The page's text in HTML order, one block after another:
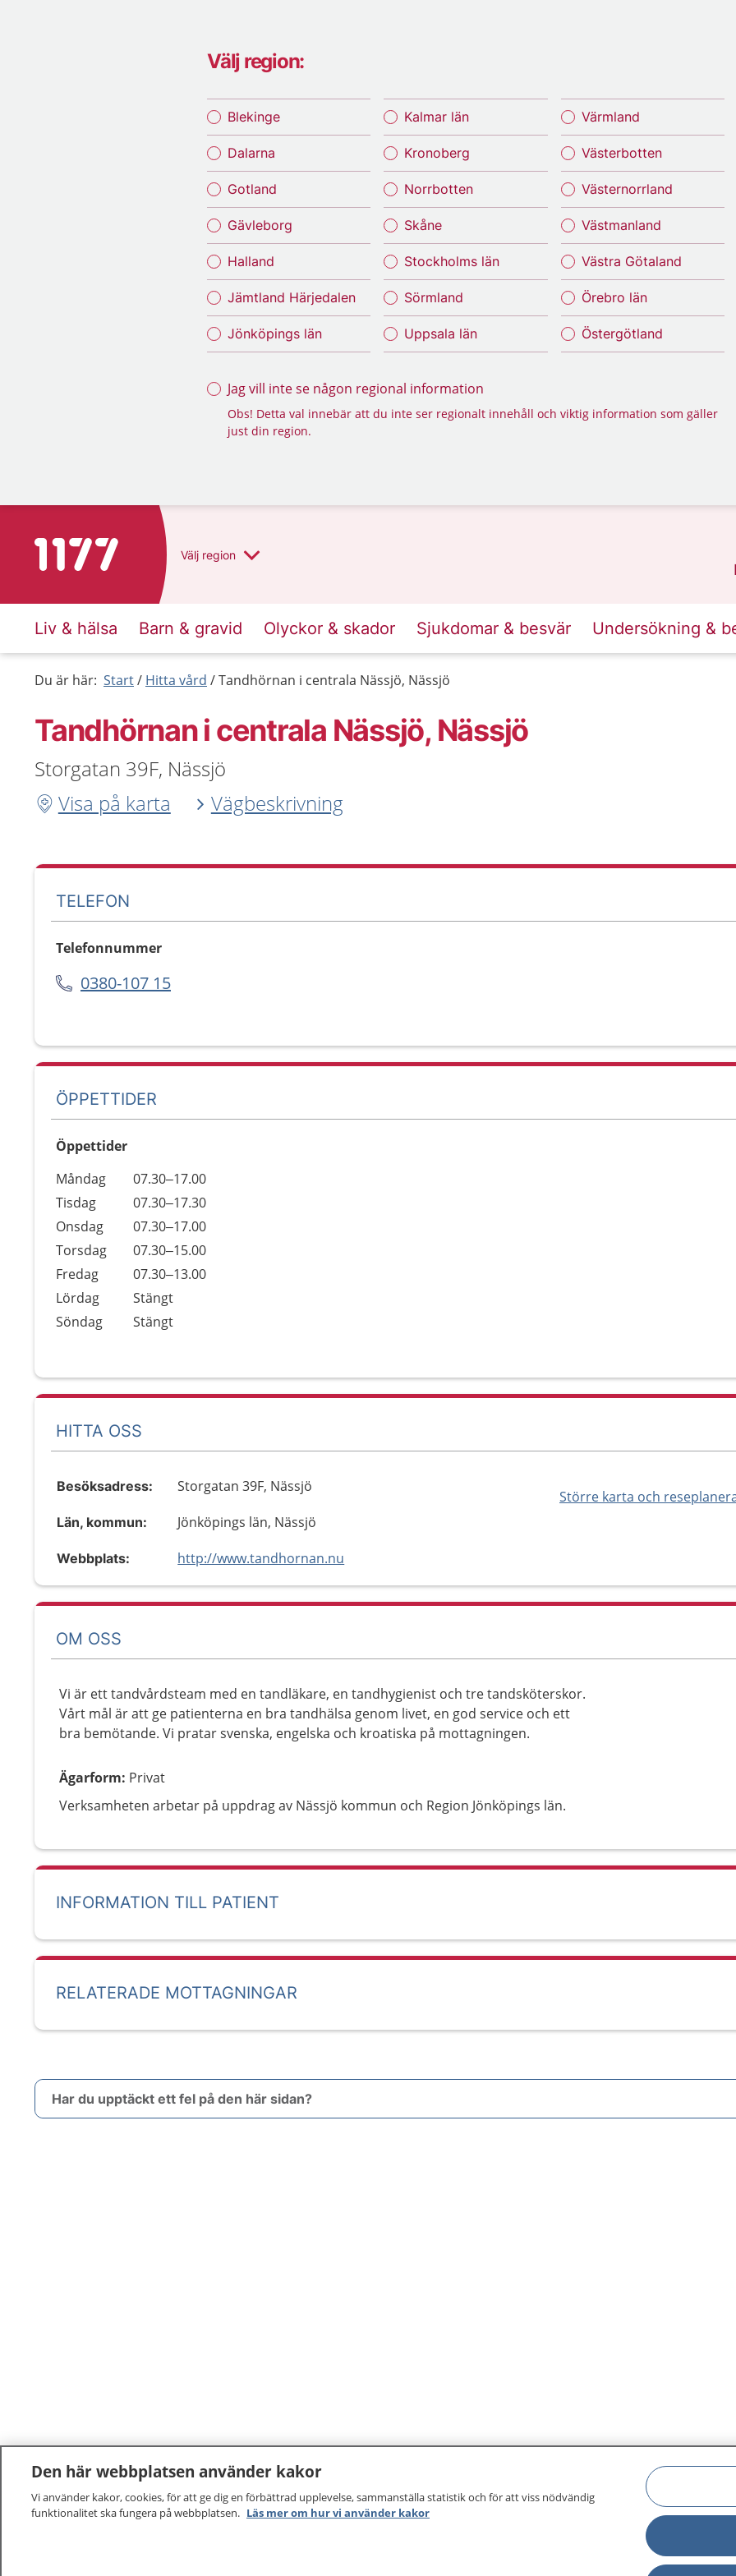
Välj region:
Blekinge
Dalarna
Gotland
Gävleborg
Halland
Jämtland Härjedalen
Jönköpings län
Kalmar län
Kronoberg
Norrbotten
Skåne
Stockholms län
Sörmland
Uppsala län
Värmland
Västerbotten
Västernorrland
Västmanland
Västra Götaland
Örebro län
Östergötland
Jag vill inte se någon regional information
Obs! Detta val innebär att du inte ser regionalt innehåll och viktig information som gäller
just din region.
Till startsidan för 1177 Välj region
Liv & hälsa Barn & gravid Olyckor & skador Sjukdomar & besvär Undersökning &
Du är här: Start Hitta vård Tandhörnan i centrala Nässjö, Nässjö
Tandhörnan i centrala Nässjö, Nässjö
Storgatan 39F, Nässjö
Visa på karta
Vägbeskrivning
TELEFON
Telefonnummer
0380-107 15
ÖPPETTIDER
Öppettider
Dag
Öppettider
Kommentarer
Måndag
07.30–17.00
Tisdag
07.30–17.30
Onsdag
07.30–17.00
Torsdag
07.30–15.00
Fredag
07.30–13.00
Lördag
Stängt
Söndag
Stängt
HITTA OSS
Större karta och
Besöksadress: Storgatan 39F, Nässjö
Län, kommun: Jönköpings län, Nässjö
Webbplats: http://www.tandhornan.nu
OM OSS
Vi är ett tandvårdsteam med en tandläkare, en tandhygienist och tre tandsköterskor.
Vårt mål är att ge patienterna en bra tandhälsa genom livet, en god service och ett
bra bemötande. Vi pratar svenska, engelska och kroatiska på mottagningen.
Ägarform: Privat
Verksamheten arbetar på uppdrag av Nässjö kommun och Region Jönköpings län.
INFORMATION TILL PATIENT
RELATERADE MOTTAGNINGAR
Har du upptäckt ett fel på den här sidan?
Den här webbplatsen använder kakor
Vi använder kakor, cookies, för att ge dig en förbättrad upplevelse, sammanställa statistik och för att viss nödvändig
funktionalitet ska fungera på webbplatsen. Läs mer om hur vi använder kakor